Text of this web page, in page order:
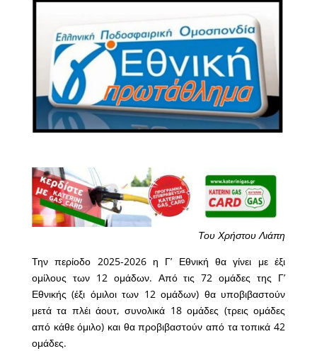
Του Χρήστου Λιάπη
Την περίοδο 2025-2026 η Γ’ Εθνική θα γίνει με έξι
ομίλους των 12 ομάδων. Από τις 72 ομάδες της Γ’
Εθνικής (έξι όμιλοι των 12 ομάδων) θα υποβιβαστούν
μετά τα πλέι άουτ, συνολικά 18 ομάδες (τρεις ομάδες
από κάθε όμιλο) και θα προβιβαστούν από τα τοπικά 42
ομάδες.